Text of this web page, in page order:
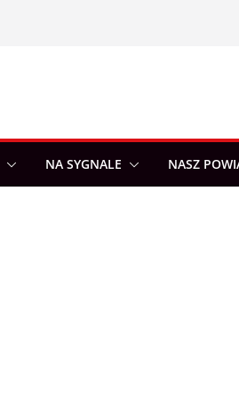
NA SYGNALE NASZ